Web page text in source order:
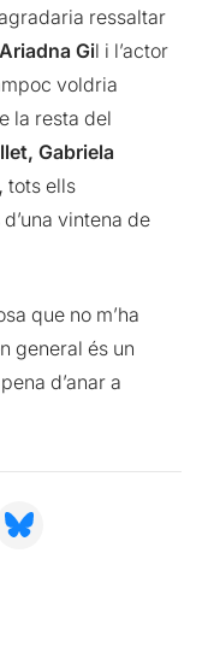
ressaltar
Ariadna Gil i l’actor
voldria
la resta del
Gabriela
tots ells
vintena de
que no m’ha
general és un
d’anar a